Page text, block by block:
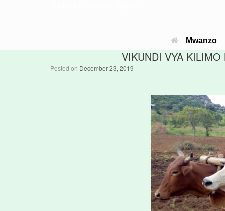
Mwanzo
VIKUNDI VYA
Posted on December 23, 2019